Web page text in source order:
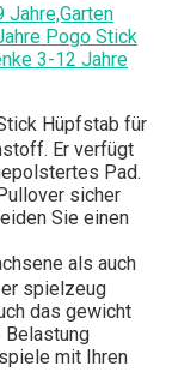
Pogo Stick
3-12 Jahre
Hüpfstab für
Er verfügt
Pad.
sicher
Sie einen
als auch
spielzeug
das gewicht
Belastung
mit Ihren